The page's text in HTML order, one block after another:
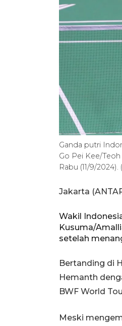
Ganda putri
Go Pei Kee/
Rabu (11/9/
Jakarta
Wakil
Kusuma/
setelah
Bertanding di
Hemanth
BWF World
Meski